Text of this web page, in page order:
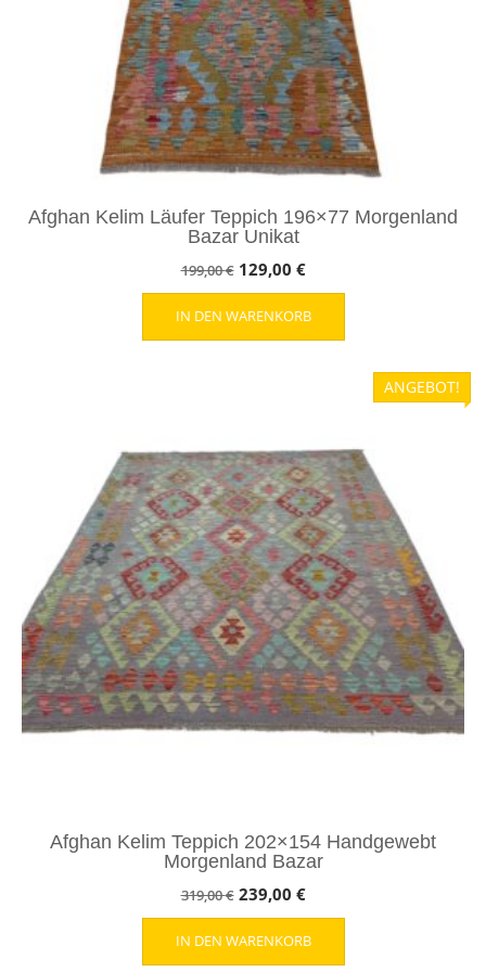
Afghan Kelim Läufer Teppich 196×77 Morgenland
Bazar Unikat
199,00€ Ursprünglicher
Preis
war:
129,00 €Aktueller
Preis
ist:
IN DEN WARENKORB
ANGEBOT!
Afghan Kelim Teppich 202×154 Handgewebt
Morgenland Bazar
319,00€ Ursprünglicher
Preis
war:
239,00 €Aktueller
Preis
ist:
IN DEN WARENKORB